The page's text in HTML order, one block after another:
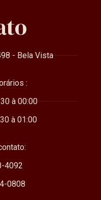
- Bela Vista
:
à 00:00
à 01:00
4092
0808